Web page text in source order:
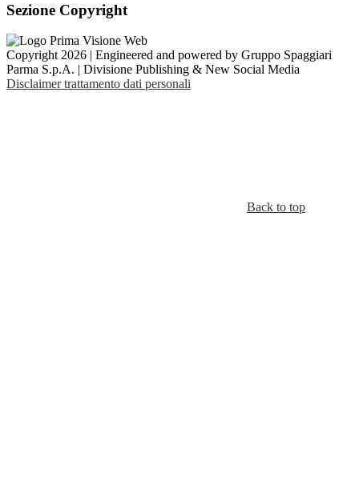
Sezione Copyright
Copyright 2026 | Engineered and powered by Gruppo Spaggiari
Parma S.p.A. | Divisione Publishing & New Social Media
Disclaimer trattamento dati personali
Back to top